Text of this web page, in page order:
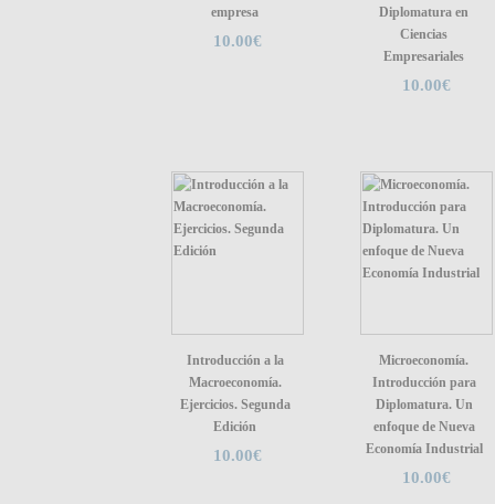
empresa
10.00€
Diplomatura en
Ciencias
Empresariales
10.00€
Introducción a la
Macroeconomía.
Ejercicios. Segunda
Edición
10.00€
Microeconomía.
Introducción para
Diplomatura. Un
enfoque de Nueva
Economía Industrial
10.00€